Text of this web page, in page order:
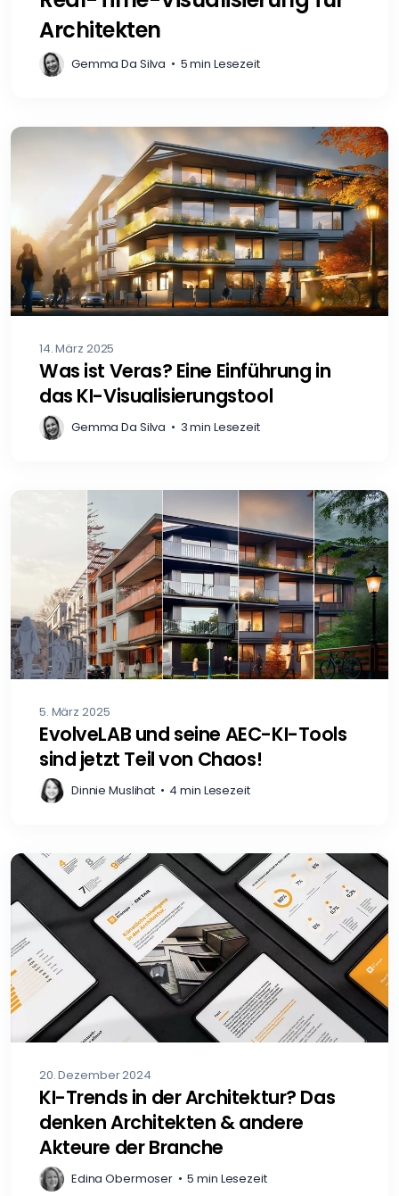
Architekten
Gemma Da Silva • 5 min Lesezeit
14. März 2025
Was ist Veras? Eine Einführung in
das KI-Visualisierungstool
Gemma Da Silva • 3 min Lesezeit
5. März 2025
EvolveLAB und seine AEC-KI-Tools
sind jetzt Teil von Chaos!
Dinnie Muslihat • 4 min Lesezeit
20. Dezember 2024
KI-Trends in der Architektur? Das
denken Architekten & andere
Akteure der Branche
Edina Obermoser • 5 min Lesezeit